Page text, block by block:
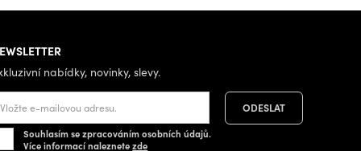
nabídky, novinky, slevy.
Souhlasím se zpracováním osobních údajů.
Více informací naleznetezde